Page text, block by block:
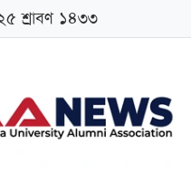
শ্রাবণ ১৪৩৩